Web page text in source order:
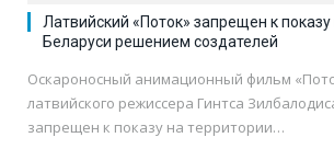
Латвийский «Поток» запрещен к показу
Беларуси решением создателей
Оскароносный анимационный фильм
латвийского режиссера Гинтса
запрещен к показу на территории…